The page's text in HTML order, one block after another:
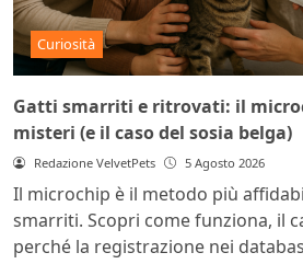
Curiosità
Gatti smarriti e ritrovati: il
misteri (e il caso del sosia belga)
Redazione VelvetPets 5 Agosto 2026
Il microchip è il metodo più
smarriti. Scopri come funziona, il
perché la registrazione nei